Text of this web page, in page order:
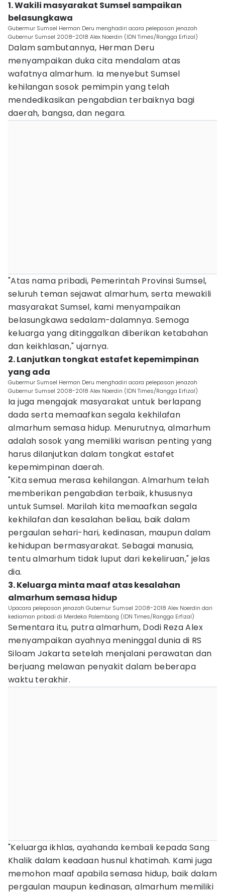
1. Wakili masyarakat Sumsel sampaikan
belasungkawa
Gubermur Sumsel Herman Deru menghadiri acara pelepasan jenazah
Gubernur Sumsel 2008-2018 Alex Noerdin (IDN Times/Rangga Erfizal)
Dalam sambutannya, Herman Deru
menyampaikan duka cita mendalam atas
wafatnya almarhum. Ia menyebut Sumsel
kehilangan sosok pemimpin yang telah
mendedikasikan pengabdian terbaiknya bagi
daerah, bangsa, dan negara.
"Atas nama pribadi, Pemerintah Provinsi Sumsel,
seluruh teman sejawat almarhum, serta mewakili
masyarakat Sumsel, kami menyampaikan
belasungkawa sedalam-dalamnya. Semoga
keluarga yang ditinggalkan diberikan ketabahan
dan keikhlasan," ujarnya.
2. Lanjutkan tongkat estafet kepemimpinan
yang ada
Gubermur Sumsel Herman Deru menghadiri acara pelepasan jenazah
Gubernur Sumsel 2008-2018 Alex Noerdin (IDN Times/Rangga Erfizal)
Ia juga mengajak masyarakat untuk berlapang
dada serta memaafkan segala kekhilafan
almarhum semasa hidup. Menurutnya, almarhum
adalah sosok yang memiliki warisan penting yang
harus dilanjutkan dalam tongkat estafet
kepemimpinan daerah.
"Kita semua merasa kehilangan. Almarhum telah
memberikan pengabdian terbaik, khususnya
untuk Sumsel. Marilah kita memaafkan segala
kekhilafan dan kesalahan beliau, baik dalam
pergaulan sehari-hari, kedinasan, maupun dalam
kehidupan bermasyarakat. Sebagai manusia,
tentu almarhum tidak luput dari kekeliruan," jelas
dia.
3. Keluarga minta maaf atas kesalahan
almarhum semasa hidup
Upacara pelepasan jenazah Gubernur Sumsel 2008-2018 Alex Noerdin dari
kediaman pribadi di Merdeka Palembang (IDN Times/Rangga Erfizal)
Sementara itu, putra almarhum, Dodi Reza Alex
menyampaikan ayahnya meninggal dunia di RS
Siloam Jakarta setelah menjalani perawatan dan
berjuang melawan penyakit dalam beberapa
waktu terakhir.
"Keluarga ikhlas, ayahanda kembali kepada Sang
Khalik dalam keadaan husnul khatimah. Kami juga
memohon maaf apabila semasa hidup, baik dalam
pergaulan maupun kedinasan, almarhum memiliki